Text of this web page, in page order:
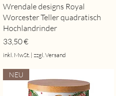
Schnellansicht
Wrendale designs Royal
Worcester Teller quadratisch
Hochlandrinder
Preis
33,50 €
inkl. MwSt. | zzgl. Versand
NEU